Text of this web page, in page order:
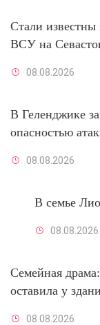
Стали известны
ВСУ на
08.08.2026
В Геленджике
опасностью
08.08.2026
В семье
08.08.2026
Семейная
оставила у
08.08.2026